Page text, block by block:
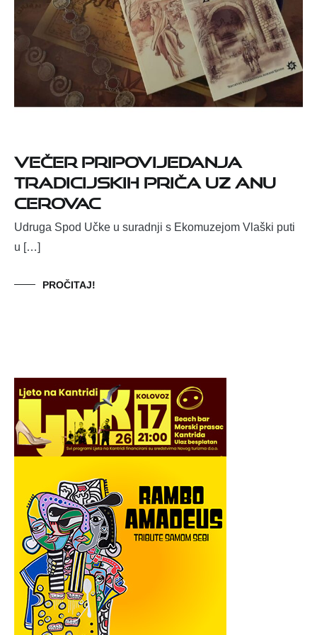
Večer pripovijedanja
tradicijskih priča uz Anu
Cerovac
Udruga Spod Učke u suradnji s Ekomuzejom Vlaški puti
u […]
PROČITAJ!